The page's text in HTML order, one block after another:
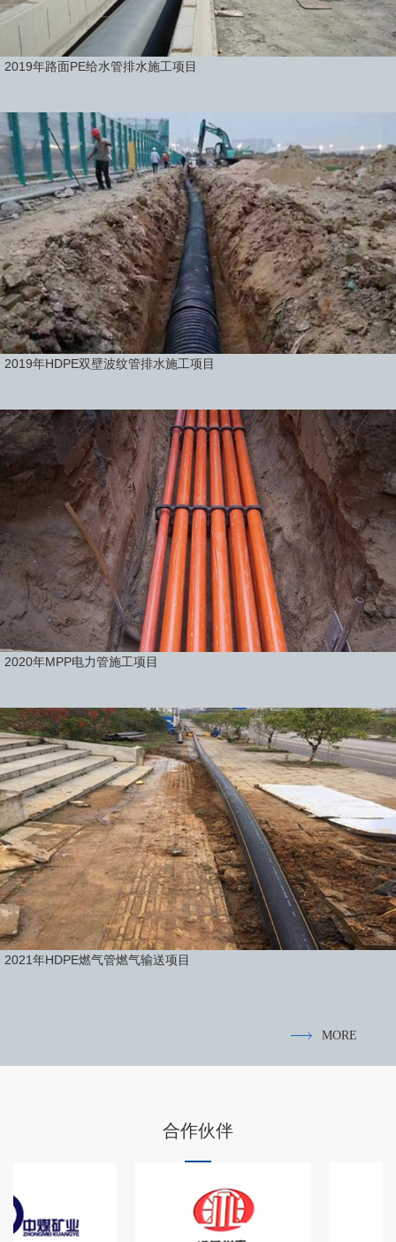
2019年路面PE给水管排水施工项目
2019年HDPE双壁波纹管排水施工项目
2020年MPP电力管施工项目
2021年HDPE燃气管燃气输送项目
MORE
合作伙伴